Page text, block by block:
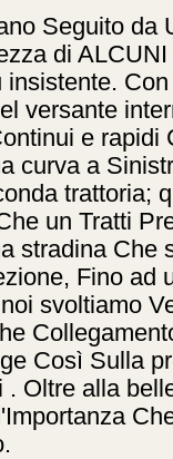
Seguito da
di
versante
e rapidi
curva a
trattoria;
un Tratti
stradina Che
Fino ad
svoltiamo
Così Sulla
Oltre alla